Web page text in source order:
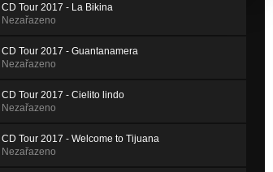
CD Tour 2017 - La Bikina
Nezařazeno
CD Tour 2017 - Guantanamera
Nezařazeno
CD Tour 2017 - Cielito lindo
Nezařazeno
CD Tour 2017 - Welcome to Tijuana
Nezařazeno